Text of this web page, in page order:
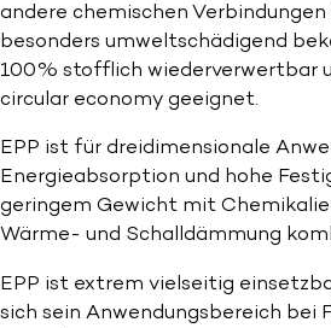
andere chemischen
besonders umweltschädigend
100% stofflich wiederverwertbar
circular economy geeignet.
EPP ist für dreidimensionale
Energieabsorption und hohe
geringem Gewicht mit
Wärme- und Schalldämmung
EPP ist extrem vielseitig
sich sein Anwendungsbereich bei